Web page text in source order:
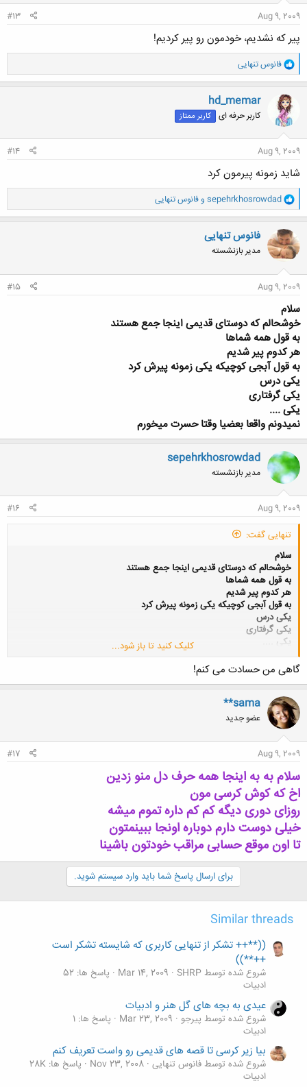
Aug 9, 2009
#13
پیر که نشدیم، خودمون رو پیر کردیم!
و
ا
ک
ن
ش
ه
ا
فانوس تنهایی
hd_memar
کاربر حرفه ای کاربر ممتاز
Aug 9, 2009
#14
شاید زمونه پیرمون کرد
و
ا
ک
ن
ش
ه
ا
sepehrkhosrowdad وفانوس تنهایی
فانوس تنهایی
مدیر بازنشسته
Aug 9, 2009
#15
سلام
خوشحالم که دوستای قدیمی اینجا جمع هستند
به قول همه شماها
هر کدوم پیر شدیم
به قول آبجی کوچیکه یکی زمونه پیرش کرد
یکی درس
یکی گرفتاری
یکی ....
نمیدونم واقعا بعضیا وقتا حسرت میخورم
sepehrkhosrowdad
مدیر بازنشسته
Aug 9, 2009
#16
تنهایی گفت:
سلام
خوشحالم که دوستای قدیمی اینجا جمع هستند
به قول همه شماها
هر کدوم پیر شدیم
به قول آبجی کوچیکه یکی زمونه پیرش کرد
یکی درس
یکی گرفتاری
یکی ....
نمیدونم واقعا بعضیا وقتا حسرت میخورم
کلیک کنید تا باز شود...
گاهی من حسادت می کنم!
**sama
عضو جدید
Aug 9, 2009
#17
سلام به به اینجا همه حرف دل منو زدین
اخ که کوش کرسی مون
روزای دوری دیگه کم کم داره تموم میشه
خیلی دوست دارم دوباره اونجا ببینمتون
تا اون موقع حسابی مراقب خودتون باشینا
برای ارسال پاسخ شما باید وارد سیستم شوید.
Similar threads
((**++ تشکر از تنهایی کاربری که شایسته تشکر است
++**))
شروع شده توسط SHRP Mar 14, 2009
پاسخ ها: 52
ادبیات
عیدی به بچه های گل هنر و ادبیات
شروع شده توسط پیرجو Mar 23, 2009
پاسخ ها: 1
ادبیات
بیا زیر کرسی تا قصه های قدیمی رو واست تعریف کنم
شروع شده توسط فانوس تنهایی Nov 23, 2008
پاسخ ها: 28K
ادبیات